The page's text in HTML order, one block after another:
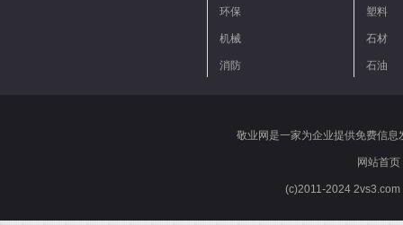
环保
机械
消防
塑料
石材
石油
敬业网是一家为企业提供免费信
网站首页
(c)2011-2024